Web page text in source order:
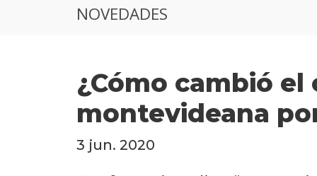
Contacto
NOVEDADES
¿Cómo cambió
montevideana
3 jun. 2020